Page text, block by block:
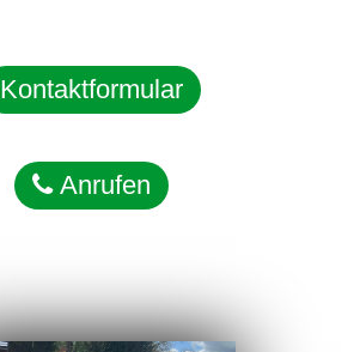
Kontaktformular
Anrufen